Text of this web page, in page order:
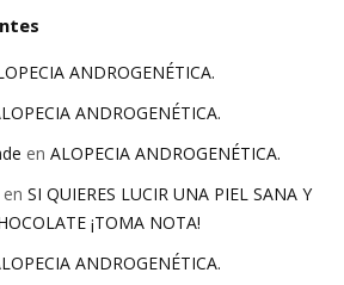
ANDROGENÉTICA.
ANDROGENÉTICA.
en ALOPECIA ANDROGENÉTICA.
en SI QUIERES LUCIR UNA PIEL SANA Y
¡TOMA NOTA!
ANDROGENÉTICA.